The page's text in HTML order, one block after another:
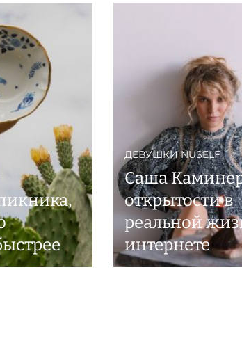
ДЕВУШКИ NUSELF
Саша
открытости в
реальной
интернете